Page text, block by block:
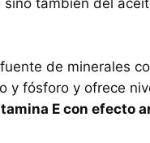
de minerales
y fósforo y ofrece
E con efecto